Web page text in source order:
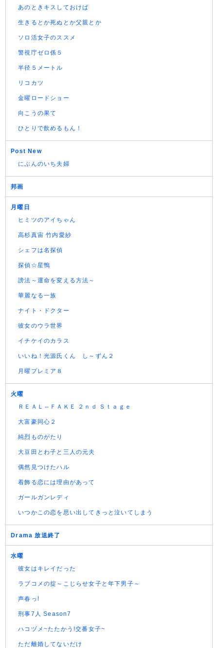
あのときキスしておけば
生きるとか死ぬとか父親とか
ソロ活女子のススメ
警視庁ゼロ係５
半径５メートル
リコカツ
金曜ロードショー
向こうの果て
ひとりで飲めるもん！
Post New
にぶんのいち夫婦
邦画
月曜日
ヒミツのアイちゃん
高杉真宙 竹内愛紗
シェフは名探偵
探偵☆星鴨
謗法～運命を変える方法～
華麗なる一族
ナイト・ドクター
彼女のウラ世界
イチケイのカラス
いいね！光源氏くん し～ずん２
月曜プレミア８
火曜
ＲＥＡＬ⇔ＦＡＫＥ ２ｎｄ Ｓｔａｇｅ
大富豪同心２
純烈ものがたり
大豆田とわ子と三人の元夫
偶然見つけたハル
着飾る恋には理由があって
ガールガンレディ
いつかこの恋を思い出してきっと泣いてしまう
Drama 放送終了
水曜
彼女はキレイだった
ラブコメの掟～こじらせ女子と年下男子～
声春っ!
刑事7人 Season7
ハコヅメ~たたかう!交番女子~
ただ離婚してないだけ